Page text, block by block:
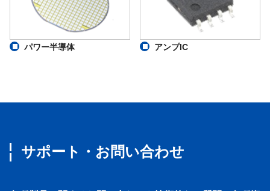
パワー半導体 アンプIC
サポート・お問い合わせ